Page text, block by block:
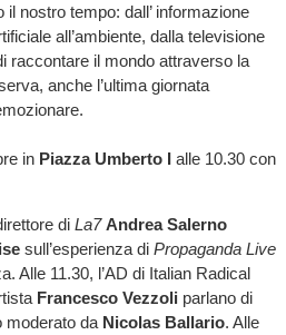
nostro tempo: dall’ informazione
all’ambiente, dalla televisione
raccontare il mondo attraverso la
anche l’ultima giornata
in Piazza Umberto Ialle 10.30 con
di La7 Andrea Salerno
sull’esperienza di Propaganda Live
Alle 11.30, l’AD di Italian Radical
Francesco Vezzoli parlano di
moderato da Nicolas Ballario. Alle